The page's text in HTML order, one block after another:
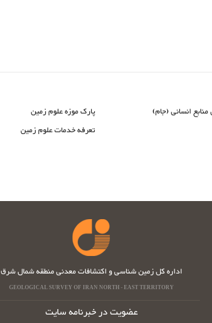
انسانی (جام)
پارک موزه علوم زمین
تعرفه خدمات علوم زمین
اداره کل زمین شناسی و اکتشافات معدنی منطقه شمال شرق
GEOLOGICAL SURVEY OF IRAN NORTH - EAST TERRITORY
عضویت در خبرنامه سایت